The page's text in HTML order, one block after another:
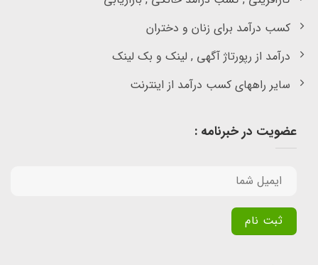
کسب درآمد برای زنان و دختران
درآمد از رپورتاژ آگهی , لینک و بک لینک
سایر راههای کسب درآمد از اینترنت
عضویت در خبرنامه :